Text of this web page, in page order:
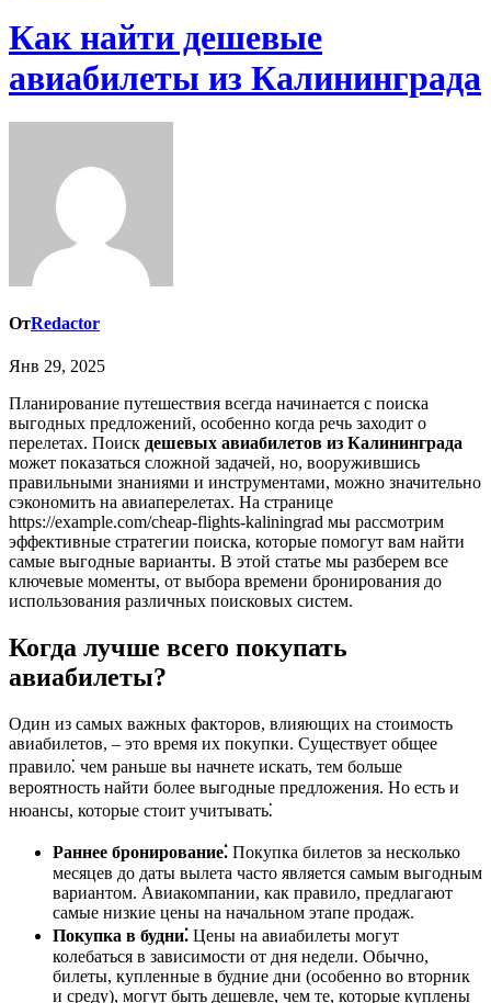
Как найти дешевые
авиабилеты из Калининграда
ОтRedactor
Янв 29, 2025
Планирование путешествия всегда начинается с поиска
выгодных предложений, особенно когда речь заходит о
перелетах. Поиск дешевых авиабилетов из Калининграда
может показаться сложной задачей, но, вооружившись
правильными знаниями и инструментами, можно значительно
сэкономить на авиаперелетах. На странице
https://example.com/cheap-flights-kaliningrad мы рассмотрим
эффективные стратегии поиска, которые помогут вам найти
самые выгодные варианты. В этой статье мы разберем все
ключевые моменты, от выбора времени бронирования до
использования различных поисковых систем.
Когда лучше всего покупать
авиабилеты?
Один из самых важных факторов, влияющих на стоимость
авиабилетов, – это время их покупки. Существует общее
правило⁚ чем раньше вы начнете искать, тем больше
вероятность найти более выгодные предложения. Но есть и
нюансы, которые стоит учитывать⁚
Раннее бронирование⁚ Покупка билетов за несколько
месяцев до даты вылета часто является самым выгодным
вариантом. Авиакомпании, как правило, предлагают
самые низкие цены на начальном этапе продаж.
Покупка в будни⁚ Цены на авиабилеты могут
колебаться в зависимости от дня недели. Обычно,
билеты, купленные в будние дни (особенно во вторник
и среду), могут быть дешевле, чем те, которые куплены